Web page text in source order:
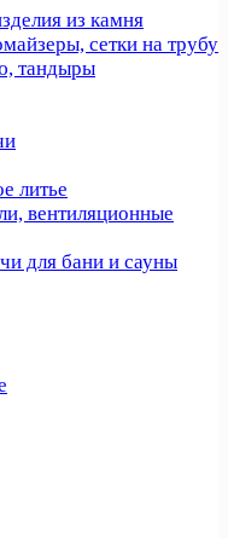
из камня
сетки на трубу
тандыры
литье
вeнтиляционные
для бани и сауны